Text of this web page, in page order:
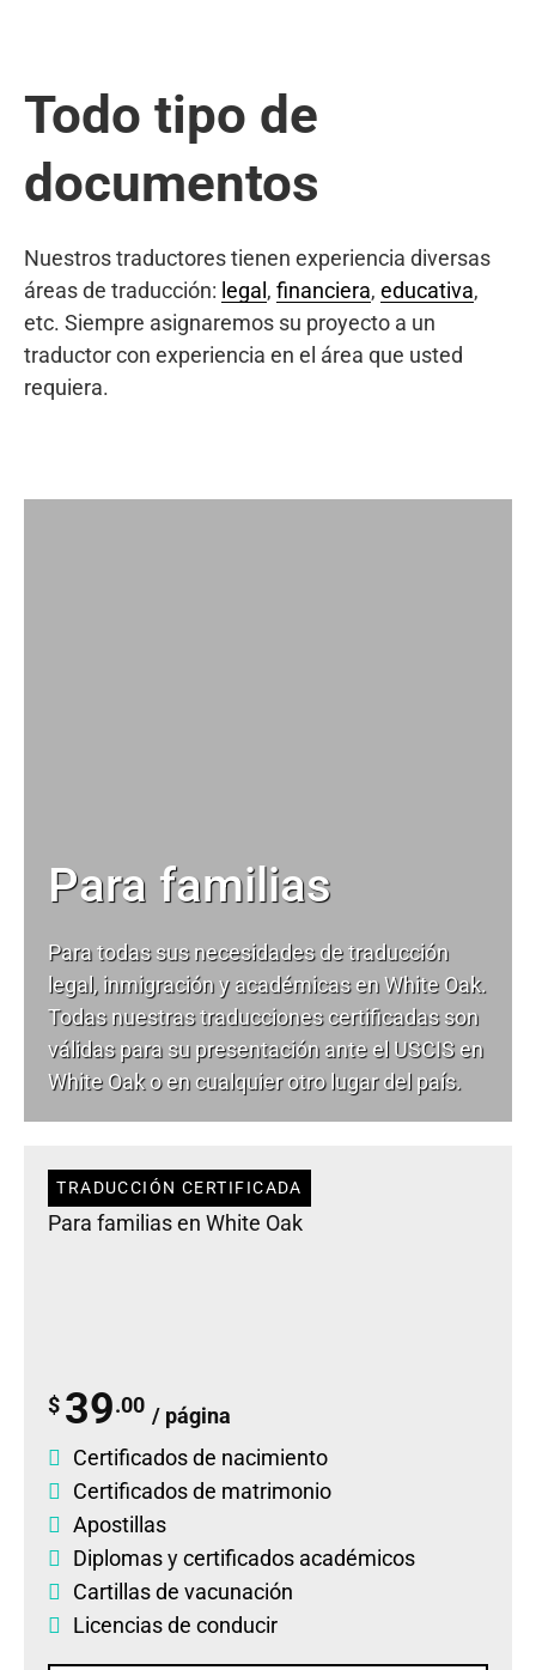
Todo tipo de
documentos
Nuestros traductores tienen experiencia diversas
áreas de traducción: legal , financiera, educativa,
etc. Siempre asignaremos su proyecto a un
traductor con experiencia en el área que usted
requiera.
Para familias
Para todas sus necesidades detraducción
legal, inmigración y académicas en White Oak.
Todas nuestras traducciones certificadas son
válidas para su presentación ante el USCIS en
White Oak o en cualquier otro lugar del país.
TRADUCCIÓN CERTIFICADA
Para familias en White Oak
$ 39.00 / página
Certificados de nacimiento
Certificados de matrimonio
Apostillas
Diplomasycertificados académicos
Cartillas de vacunación
Licencias de conducir